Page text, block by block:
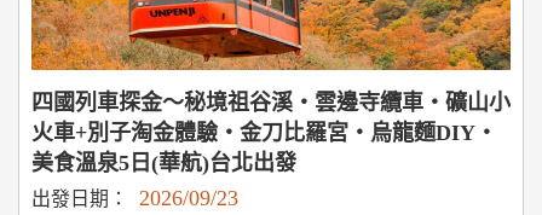
四國列車探金～秘境祖谷溪‧雲邊寺纜車‧礦山小
火車+別子淘金體驗‧金刀比羅宮‧烏龍麵DIY‧
美食溫泉5日(華航)台北出發
出發日期： 2026/09/23